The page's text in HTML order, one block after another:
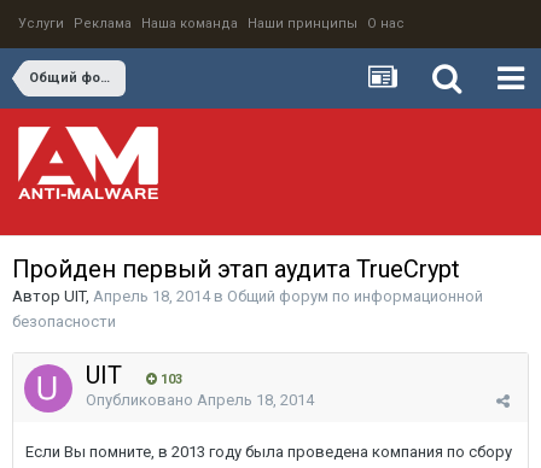
Услуги Реклама Наша команда Наши принципы О нас
Общий форум по информационной безопасности
Пройден первый этап аудита TrueCrypt
Автор UIT, Апрель 18, 2014в Общий форум по информационной
безопасности
UIT 103
Опубликовано Апрель 18, 2014
Если Вы помните, в 2013 году была проведена компания по сбору